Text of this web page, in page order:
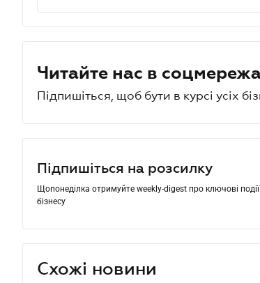
Читайте нас в
Підпишіться, щоб бути в курсі усіх
Підпишіться на розсилку
Щопонеділка отримуйте weekly-digest про ключові події
бізнесу
Схожі новини